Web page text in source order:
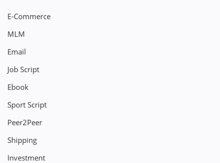
E-Commerce
MLM
Email
Job Script
Ebook
Sport Script
Peer2Peer
Shipping
Investment